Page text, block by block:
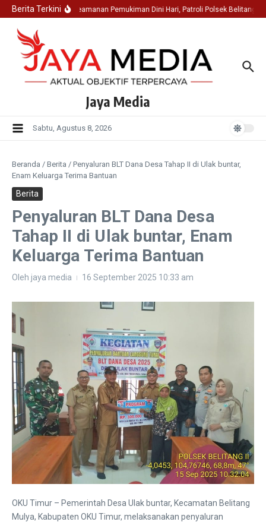
Lewati ke konten
Berita TerkiniJaga Keamanan Pemukiman Dini Hari, Patroli Polsek Belitang II
Jaya Media
Sabtu, Agustus 8, 2026
Beranda / Berita / Penyaluran BLT Dana Desa Tahap II di Ulak buntar,
Enam Keluarga Terima Bantuan
Berita
Penyaluran BLT Dana Desa
Tahap II di Ulak buntar, Enam
Keluarga Terima Bantuan
Oleh jaya media 16 September 2025 10:33 am
OKU Timur – Pemerintah Desa Ulak buntar, Kecamatan Belitang
Mulya, Kabupaten OKU Timur, melaksanakan penyaluran